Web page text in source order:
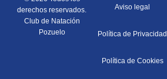
derechos reservados.
Club de Natación
Pozuelo
Aviso legal
Política de Privacidad
Política de Cookies